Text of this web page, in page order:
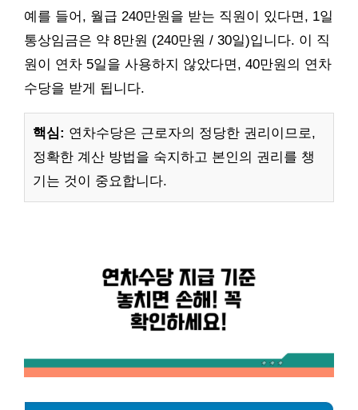
예를 들어, 월급 240만원을 받는 직원이 있다면, 1일
통상임금은 약 8만원 (240만원 / 30일)입니다. 이 직
원이 연차 5일을 사용하지 않았다면, 40만원의 연차
수당을 받게 됩니다.
핵심: 연차수당은 근로자의 정당한 권리이므로,
정확한 계산 방법을 숙지하고 본인의 권리를 챙
기는 것이 중요합니다.